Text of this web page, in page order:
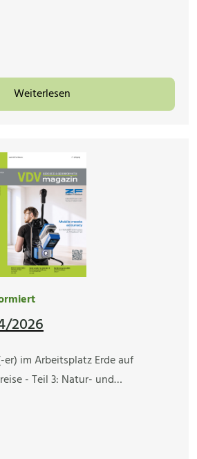
Weiterlesen
2026
er) im Arbeitsplatz Erde auf
- Teil 3: Natur- und…